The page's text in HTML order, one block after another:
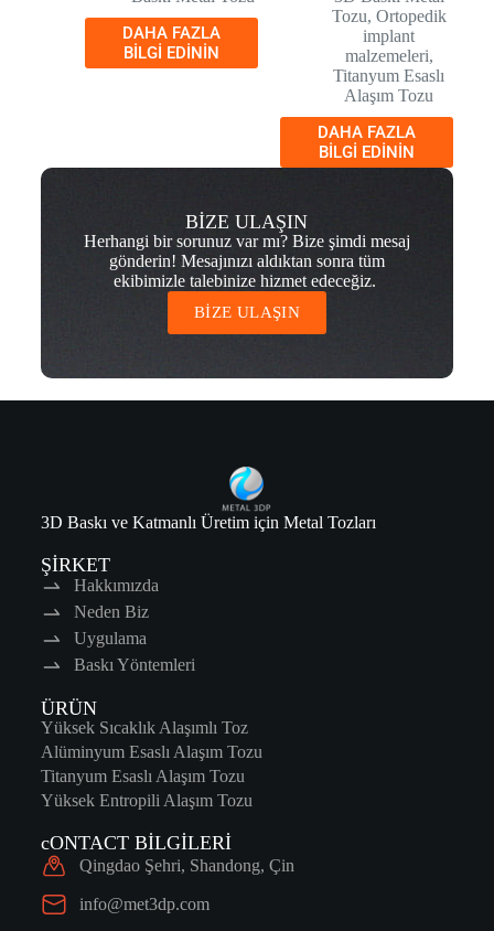
DAHA FAZLA
BILGI EDININ
Tozu, Ortopedik
implant
malzemeleri,
Titanyum Esaslı
Alaşım Tozu
DAHA FAZLA
BILGI EDININ
BİZE ULAŞIN
Herhangi bir sorunuz var mı? Bize şimdi mesaj
gönderin! Mesajınızı aldıktan sonra tüm
ekibimizle talebinize hizmet edeceğiz.
BİZE ULAŞIN
3D Baskı ve Katmanlı Üretim için Metal Tozları
ŞİRKET
Hakkımızda
Neden Biz
Uygulama
Baskı Yöntemleri
ÜRÜN
Yüksek Sıcaklık Alaşımlı Toz
Alüminyum Esaslı Alaşım Tozu
Titanyum Esaslı Alaşım Tozu
Yüksek Entropili Alaşım Tozu
cONTACT BİLGİLERİ
Qingdao Şehri, Shandong, Çin
info@met3dp.com